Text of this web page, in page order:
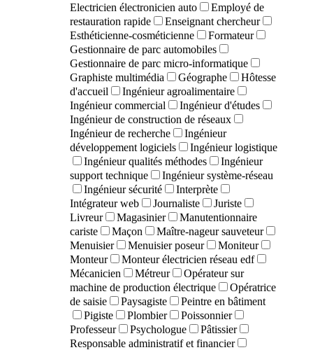
Electricien électronicien auto
Employé de
restauration rapide
Enseignant chercheur
Esthéticienne-cosméticienne
Formateur
Gestionnaire de parc automobiles
Gestionnaire de parc micro-informatique
Graphiste multimédia
Géographe
Hôtesse
d'accueil
Ingénieur agroalimentaire
Ingénieur commercial
Ingénieur d'études
Ingénieur de construction de réseaux
Ingénieur de recherche
Ingénieur
développement logiciels
Ingénieur logistique
Ingénieur qualités méthodes
Ingénieur
support technique
Ingénieur système-réseau
Ingénieur sécurité
Interprète
Intégrateur web
Journaliste
Juriste
Livreur
Magasinier
Manutentionnaire
cariste
Maçon
Maître-nageur sauveteur
Menuisier
Menuisier poseur
Moniteur
Monteur
Monteur électricien réseau edf
Mécanicien
Métreur
Opérateur sur
machine de production électrique
Opératrice
de saisie
Paysagiste
Peintre en bâtiment
Pigiste
Plombier
Poissonnier
Professeur
Psychologue
Pâtissier
Responsable administratif et financier